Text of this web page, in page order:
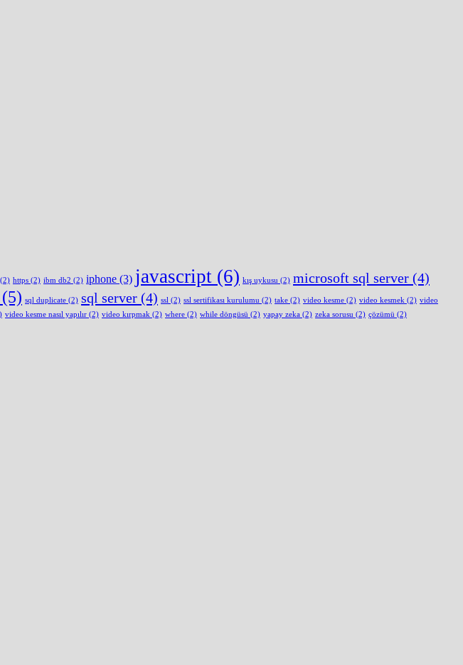
(2) https (2) ibm db2 (2) iphone (3) javascript (6) kış uykusu (2) microsoft sql server (4)
(5) sql duplicate (2) sql server (4) ssl (2) ssl sertifikası kurulumu (2) take (2) video kesme (2) video kesmek (2) video
video kesme nasıl yapılır (2) video kırpmak (2) where (2) while döngüsü (2) yapay zeka (2) zeka sorusu (2) çözümü (2)